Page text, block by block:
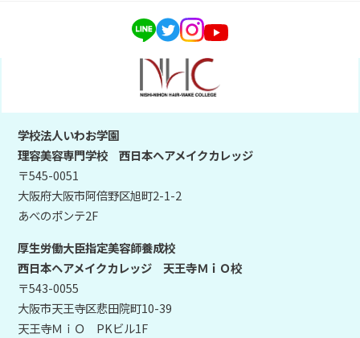
学校法人いわお学園
理容美容専門学校 西日本ヘアメイクカレッジ
〒545-0051
大阪府大阪市阿倍野区旭町2-1-2
あべのポンテ2F
厚生労働大臣指定美容師養成校
西日本ヘアメイクカレッジ 天王寺ＭｉＯ校
〒543-0055
大阪市天王寺区悲田院町10-39
天王寺ＭｉＯ PKビル1F